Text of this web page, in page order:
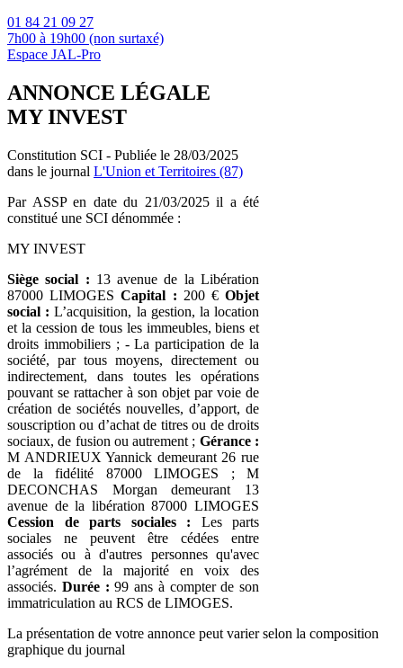
01 84 21 09 27
7h00 à 19h00 (non surtaxé)
Espace JAL-Pro
ANNONCE LÉGALE
MY INVEST
Constitution SCI - Publiée le 28/03/2025
dans le journal L'Union et Territoires (87)
Par ASSP en date du 21/03/2025 il a été
constitué une SCI dénommée :
MY INVEST
Siège social : 13 avenue de la Libération
87000 LIMOGESCapital : 200 €Objet
social : L’acquisition, la gestion, la location
et la cession de tous les immeubles, biens et
droits immobiliers ; - La participation de la
société, par tous moyens, directement ou
indirectement, dans toutes les opérations
pouvant se rattacher à son objet par voie de
création de sociétés nouvelles, d’apport, de
souscription ou d’achat de titres ou de droits
sociaux, de fusion ou autrement ; Gérance :
M ANDRIEUX Yannick demeurant 26 rue
de la fidélité 87000 LIMOGES ; M
DECONCHAS Morgan demeurant 13
avenue de la libération 87000 LIMOGES
Cession de parts sociales : Les parts
sociales ne peuvent être cédées entre
associés ou à d'autres personnes qu'avec
l’agrément de la majorité en voix des
associés. Durée : 99 ans à compter de son
immatriculation au RCS de LIMOGES.
La présentation de votre annonce peut varier selon la composition
graphique du journal